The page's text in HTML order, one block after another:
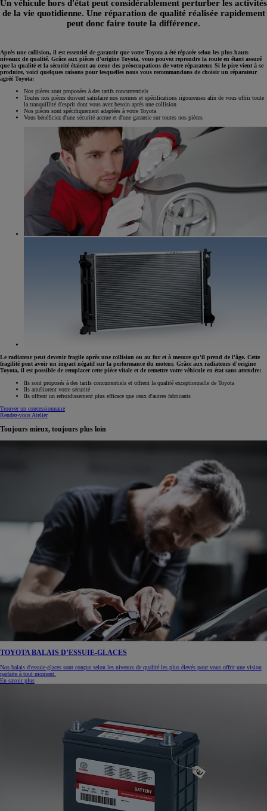
Un véhicule hors d'état peut considérablement perturber les activités
de la vie quotidienne. Une réparation de qualité réalisée rapidement
peut donc faire toute la différence.
Après une collision, il est essentiel de garantir que votre Toyota a été réparée selon les plus hauts
niveaux de qualité. Grâce aux pièces d'origine Toyota, vous pouvez reprendre la route en étant assuré
que la qualité et la sécurité étaient au cœur des préoccupations de votre réparateur. Si le pire vient à se
produire, voici quelques raisons pour lesquelles nous vous recommandons de choisir un réparateur
agréé Toyota:
Nos pièces sont proposées à des tarifs concurrentiels
Toutes nos pièces doivent satisfaire nos normes et spécifications rigoureuses afin de vous offrir toute
la tranquillité d'esprit dont vous avez besoin après une collision
Nos pièces sont spécifiquement adaptées à votre Toyota
Vous bénéficiez d'une sécurité accrue et d'une garantie sur toutes nos pièces
Le radiateur peut devenir fragile après une collision ou au fur et à mesure qu'il prend de l'âge. Cette
fragilité peut avoir un impact négatif sur la performance du moteur. Grâce aux radiateurs d'origine
Toyota, il est possible de remplacer cette pièce vitale et de remettre votre véhicule en état sans attendre:
Ils sont proposés à des tarifs concurrentiels et offrent la qualité exceptionnelle de Toyota
Ils améliorent votre sécurité
Ils offrent un refroidissement plus efficace que ceux d'autres fabricants
Trouver un concessionnaire
Rendez-vous Atelier
Toujours mieux, toujours plus loin
TOYOTA BALAIS D’ESSUIE-GLACES
Nos balais d'essuie-glaces sont conçus selon les niveaux de qualité les plus élevés pour vous offrir une vision
parfaite à tout moment.
En savoir plus